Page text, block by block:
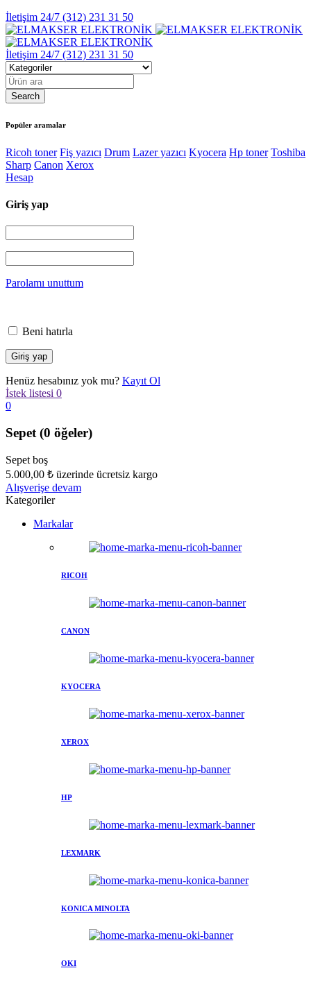
İletişim 24/7 (312) 231 31 50
İletişim 24/7 (312) 231 31 50
Popüler aramalar
Ricoh toner Fiş yazıcı Drum Lazer yazıcı Kyocera Hp toner Toshiba
Sharp Canon Xerox
Hesap
Giriş yap
Parolamı unuttum
Beni hatırla
Henüz hesabınız yok mu? Kayıt Ol
İstek listesi 0
0
Sepet (0 öğeler)
Sepet boş
5.000,00 ₺ üzerinde ücretsiz kargo
Alışverişe devam
Kategoriler
Markalar
RICOH
CANON
KYOCERA
XEROX
HP
LEXMARK
KONICA MINOLTA
OKI